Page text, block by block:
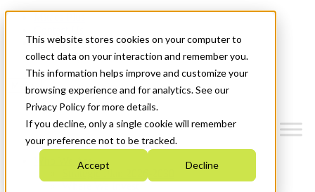
This website stores cookies on your computer to
collect data on your interaction and remember you.
This information helps improve and customize your
browsing experience and for analytics. See our
Privacy Policy for more details.
If you decline, only a single cookie will remember
your preference not to be tracked.
Accept Decline
News & Events
Get Started
Menu
Who We Are
Strategic Plan 2026-2030